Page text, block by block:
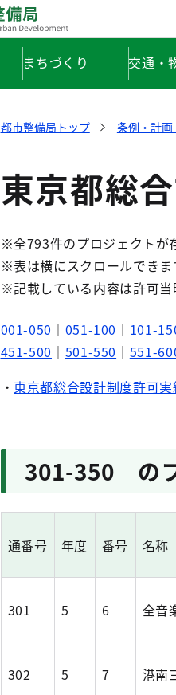
まちづくり 交通・
都市整備局トップ 条例・計
東京都総
※全793件のプロジェクトが
※表は横にスクロールできま
※記載している内容は許可当
001-050 ｜ 051-100 ｜ 101-
451-500 ｜ 501-550 ｜ 551-
・ 東京都総合設計制度許可
301-350 の
通番号 年度 番号 名称
301 5 6 全音
302 5 7 港南